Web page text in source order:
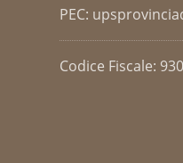
PEC:
Codice Fiscale: